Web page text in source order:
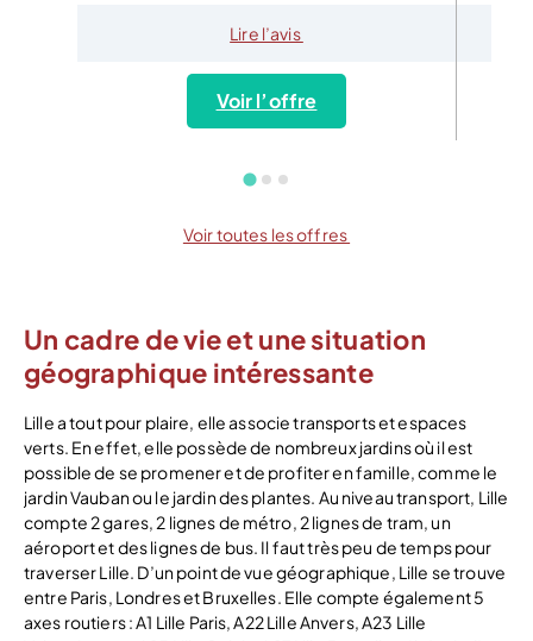
Lire l’avis
Voir l’offre
Voir toutes les offres
Un cadre de vie et une situation
géographique intéressante
Lille a tout pour plaire, elle associe transports et espaces
verts. En effet, elle possède de nombreux jardins où il est
possible de se promener et de profiter en famille, comme le
jardin Vauban ou le jardin des plantes. Au niveau transport, Lille
compte 2 gares, 2 lignes de métro, 2 lignes de tram, un
aéroport et des lignes de bus. Il faut très peu de temps pour
traverser Lille. D’un point de vue géographique, Lille se trouve
entre Paris, Londres et Bruxelles. Elle compte également 5
axes routiers : A1 Lille Paris, A22 Lille Anvers, A23 Lille